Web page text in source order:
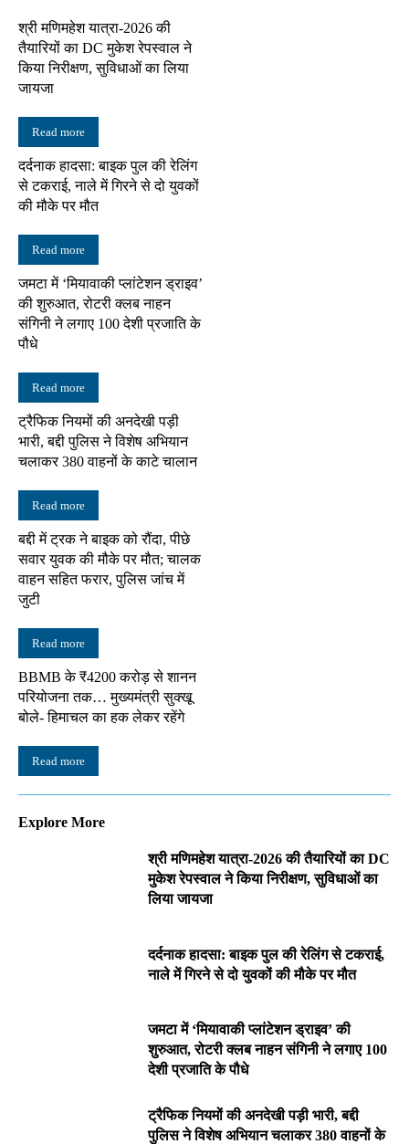
श्री मणिमहेश यात्रा-2026 की
तैयारियों का DC मुकेश रेपस्वाल ने
किया निरीक्षण, सुविधाओं का लिया
जायजा
Read more
दर्दनाक हादसा: बाइक पुल की रेलिंग
से टकराई, नाले में गिरने से दो युवकों
की मौके पर मौत
Read more
जमटा में ‘मियावाकी प्लांटेशन ड्राइव’
की शुरुआत, रोटरी क्लब नाहन
संगिनी ने लगाए 100 देशी प्रजाति के
पौधे
Read more
ट्रैफिक नियमों की अनदेखी पड़ी
भारी, बद्दी पुलिस ने विशेष अभियान
चलाकर 380 वाहनों के काटे चालान
Read more
बद्दी में ट्रक ने बाइक को रौंदा, पीछे
सवार युवक की मौके पर मौत; चालक
वाहन सहित फरार, पुलिस जांच में
जुटी
Read more
BBMB के ₹4200 करोड़ से शानन
परियोजना तक… मुख्यमंत्री सुक्खू
बोले- हिमाचल का हक लेकर रहेंगे
Read more
Explore More
श्री मणिमहेश यात्रा-2026 की तैयारियों का DC
मुकेश रेपस्वाल ने किया निरीक्षण, सुविधाओं का
लिया जायजा
दर्दनाक हादसा: बाइक पुल की रेलिंग से टकराई,
नाले में गिरने से दो युवकों की मौके पर मौत
जमटा में ‘मियावाकी प्लांटेशन ड्राइव’ की
शुरुआत, रोटरी क्लब नाहन संगिनी ने लगाए 100
देशी प्रजाति के पौधे
ट्रैफिक नियमों की अनदेखी पड़ी भारी, बद्दी
पुलिस ने विशेष अभियान चलाकर 380 वाहनों के